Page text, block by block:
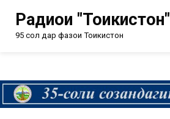
Радиои "Тоҷикистон"
95 сол дар фазои Тоҷикистон